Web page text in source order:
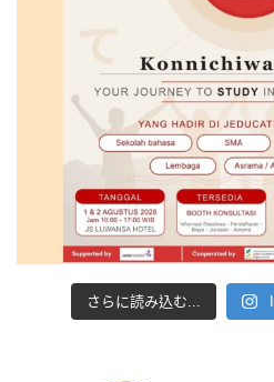
さらに読み込む...